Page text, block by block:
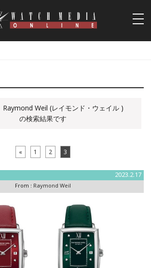
Raymond Weil (レイモンド・ウェイル )
の検索結果です
« 1 2 3
2023.2.17
From : Raymond Weil